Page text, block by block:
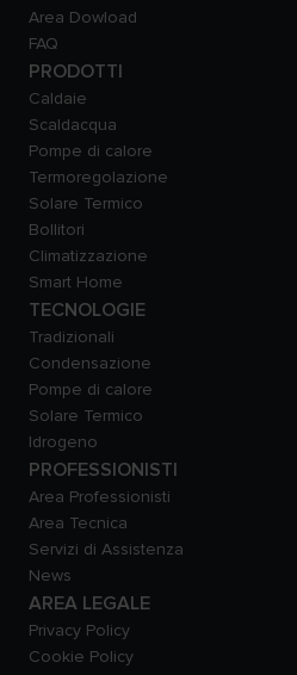
Area Dowload
FAQ
PRODOTTI
Caldaie
Scaldacqua
Pompe di calore
Termoregolazione
Solare Termico
Bollitori
Climatizzazione
Smart Home
TECNOLOGIE
Tradizionali
Condensazione
Pompe di calore
Solare Termico
Idrogeno
PROFESSIONISTI
Area Professionisti
Area Tecnica
Servizi di Assistenza
News
AREA LEGALE
Privacy Policy
Cookie Policy